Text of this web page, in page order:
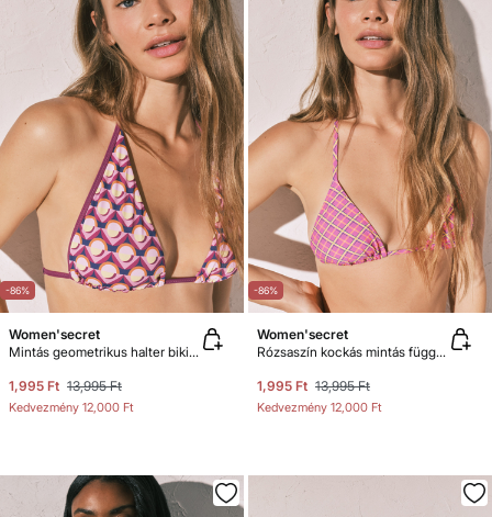
-86%
Women'secret
Mintás geometrikus halter bikinifelső
1,995 Ft 13,995 Ft
Kedvezmény 12,000 Ft
-86%
Women'secret
Rózsaszín kockás mintás függöny bikinifelső
1,995 Ft 13,995 Ft
Kedvezmény 12,000 Ft